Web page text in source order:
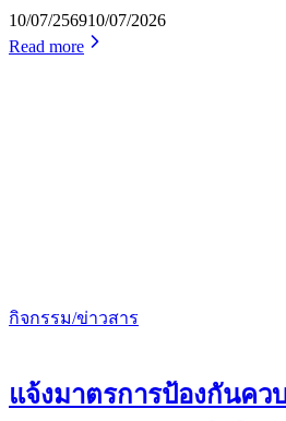
10/07/256910/07/2026
Read more
กิจกรรม/ข่าวสาร
แจ้งมาตรการป้องกันค